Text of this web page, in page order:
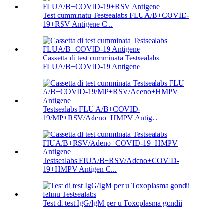
Test cumminatu Testsealabs FLUA/B+COVID-
19+RSV Antigene C...
Cassetta di test cumminata Testsealabs
FLUA/B+COVID-19 Antigene
Testsealabs FLU A/B+COVID-
19/MP+RSV/Adeno+HMPV Antig...
Testsealabs FIUA/B+RSV/Adeno+COVID-
19+HMPV Antigen C...
Test di test IgG/IgM per u Toxoplasma gondii